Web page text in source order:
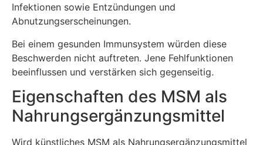
Infektionen sowie Entzündungen und
Abnutzungserscheinungen.
Bei einem gesunden Immunsystem würden diese
Beschwerden nicht auftreten. Jene Fehlfunktionen
beeinflussen und verstärken sich gegenseitig.
Eigenschaften des MSM als
Nahrungsergänzungsmittel
Wird künstliches MSM als Nahrungsergänzungsmittel